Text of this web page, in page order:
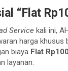
“Flat
Service kali ini,
harga khusus
biaya Flat
layanan: